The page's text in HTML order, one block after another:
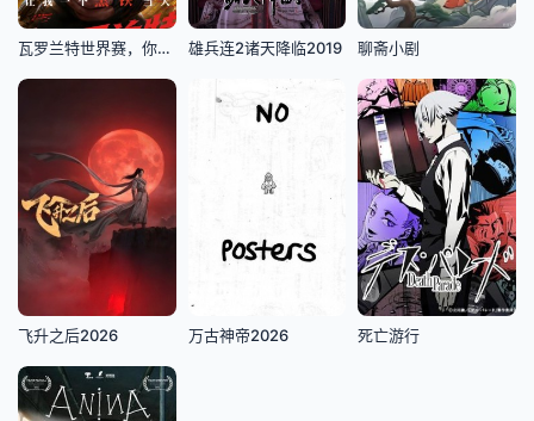
瓦罗兰特世界赛，你让我一个黑铁当大哥 雄兵连2诸天降临2019 聊斋小剧
飞升之后2026 万古神帝2026 死亡游行